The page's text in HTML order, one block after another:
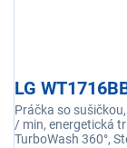
LG
Práčka so
/ min, energetická
TurboWash 360°,